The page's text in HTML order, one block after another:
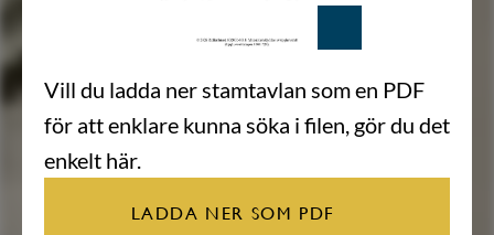
Vill du ladda ner stamtavlan som en PDF
för att enklare kunna söka i filen, gör du det
enkelt här.
LADDA NER SOM PDF